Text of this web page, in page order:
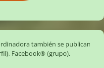
también se publican
, Facebook® (grupo),